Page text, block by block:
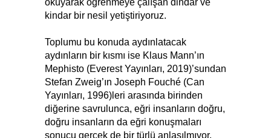
kindar bir nesil yetiştiriyoruz.
Toplumu bu konuda aydınlatacak
aydınların bir kısmı ise Klaus Mann’ın
Mephisto (Everest Yayınları, 2019)’sundan
Stefan Zweig’ın Joseph Fouché (Can
Yayınları, 1996)leri arasında birinden
diğerine savrulunca, eğri insanların doğru,
doğru insanların da eğri konuşmaları
sonucu gerçek de bir türlü anlaşılmıyor.